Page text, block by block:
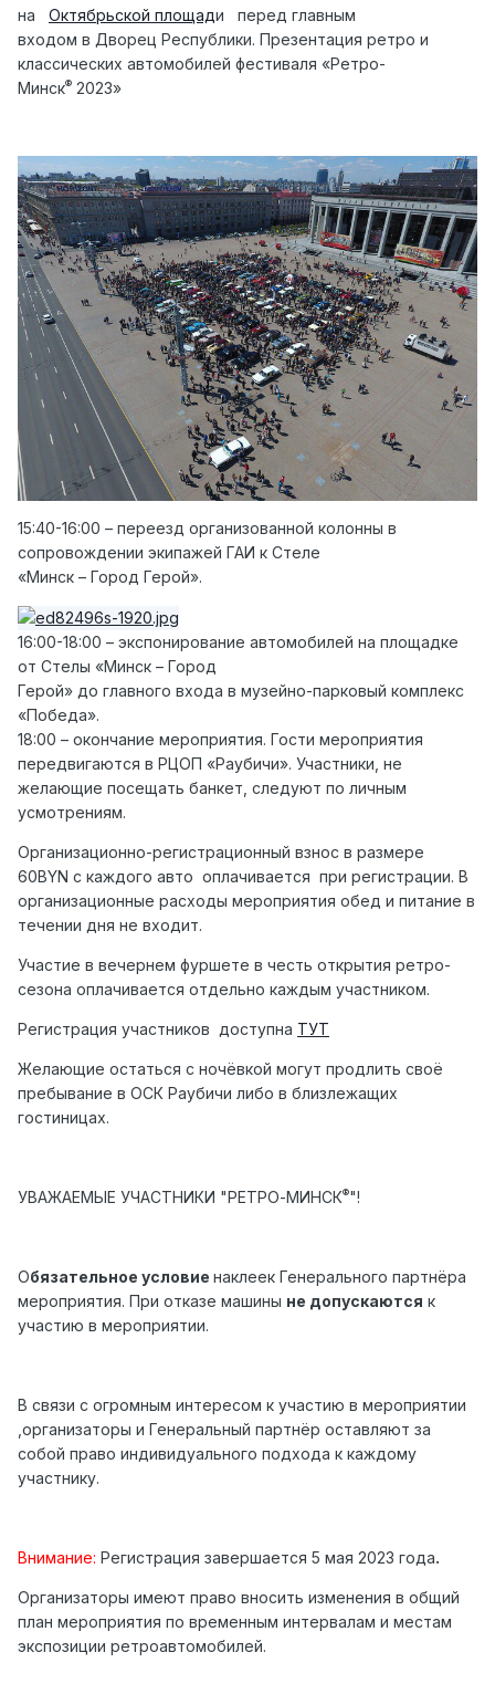
на Октябрьской площади перед главным
входом в Дворец Республики. Презентация ретро и
классических автомобилей фестиваля «Ретро-
Минск® 2023»
15:40-16:00 – переезд организованной колонны в
сопровождении экипажей ГАИ к Стеле
«Минск – Город Герой».
16:00-18:00 – экспонирование автомобилей на площадке
от Стелы «Минск – Город
Герой» до главного входа в музейно-парковый комплекс
«Победа».
18:00 – окончание мероприятия. Гости мероприятия
передвигаются в РЦОП «Раубичи». Участники, не
желающие посещать банкет, следуют по личным
усмотрениям.
Организационно-регистрационный взнос в размере
60BYN с каждого авто оплачивается при регистрации. В
организационные расходы мероприятия обед и питание в
течении дня не входит.
Участие в вечернем фуршете в честь открытия ретро-
сезона оплачивается отдельно каждым участником.
Регистрация участников доступна ТУТ
Желающие остаться с ночёвкой могут продлить своё
пребывание в ОСК Раубичи либо в близлежащих
гостиницах.
УВАЖАЕМЫЕ УЧАСТНИКИ "РЕТРО-МИНСК®"!
Обязательное условие наклеек Генерального партнёра
мероприятия. При отказе машины не допускаются к
участию в мероприятии.
В связи с огромным интересом к участию в мероприятии
,организаторы и Генеральный партнёр оставляют за
собой право индивидуального подхода к каждому
участнику.
Внимание: Регистрация завершается 5 мая 2023 года.
Организаторы имеют право вносить изменения в общий
план мероприятия по временным интервалам и местам
экспозиции ретроавтомобилей.